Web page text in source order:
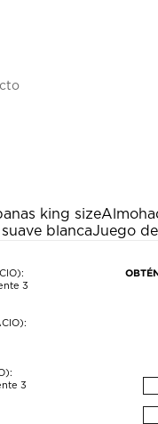
king size
blancaJuego
3
3